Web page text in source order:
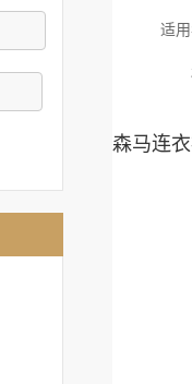
适
森马连